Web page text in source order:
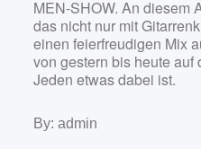
MEN-SHOW. An diesem
das nicht nur mit
einen feierfreudigen Mix
von gestern bis heute auf
Jeden etwas dabei ist.
By:admin